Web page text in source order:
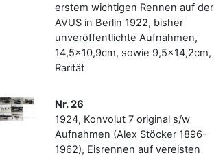
erstem wichtigen Rennen auf der
AVUS in Berlin 1922, bisher
unveröffentlichte Aufnahmen,
14,5x10,9cm, sowie 9,5x14,2cm,
Rarität
Nr. 26
1924, Konvolut 7 original s/w
Aufnahmen (Alex Stöcker 1896-
1962), Eisrennen auf vereisten